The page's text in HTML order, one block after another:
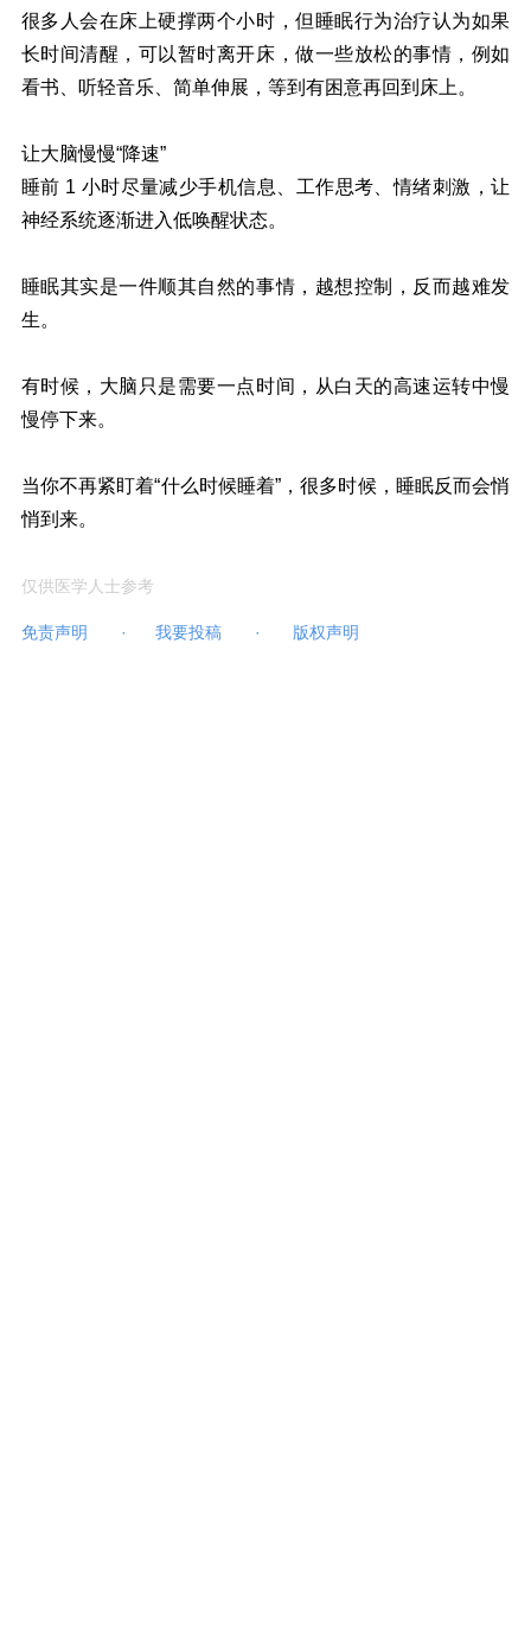
很多人会在床上硬撑两个小时，但睡眠行为治疗认为如果
长时间清醒，可以暂时离开床，做一些放松的事情，例如
看书、听轻音乐、简单伸展，等到有困意再回到床上。
让大脑慢慢“降速”
睡前 1 小时尽量减少手机信息、工作思考、情绪刺激，让
神经系统逐渐进入低唤醒状态。
睡眠其实是一件顺其自然的事情，越想控制，反而越难发
生。
有时候，大脑只是需要一点时间，从白天的高速运转中慢
慢停下来。
当你不再紧盯着“什么时候睡着”，很多时候，睡眠反而会悄
悄到来。
仅供医学人士参考
免责声明 · 我要投稿 · 版权声明